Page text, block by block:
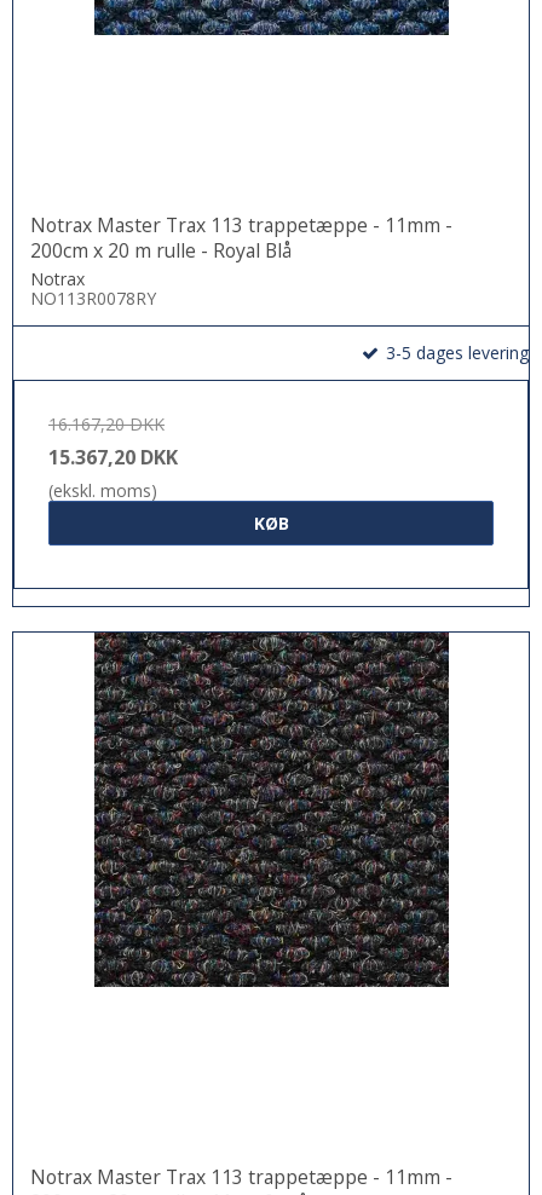
Notrax Master Trax 113 trappetæppe - 11mm -
200cm x 20 m rulle - Royal Blå
Notrax
NO113R0078RY
3-5 dages levering
16.167,20 DKK
15.367,20 DKK
(ekskl. moms)
KØB
Notrax Master Trax 113 trappetæppe - 11mm -